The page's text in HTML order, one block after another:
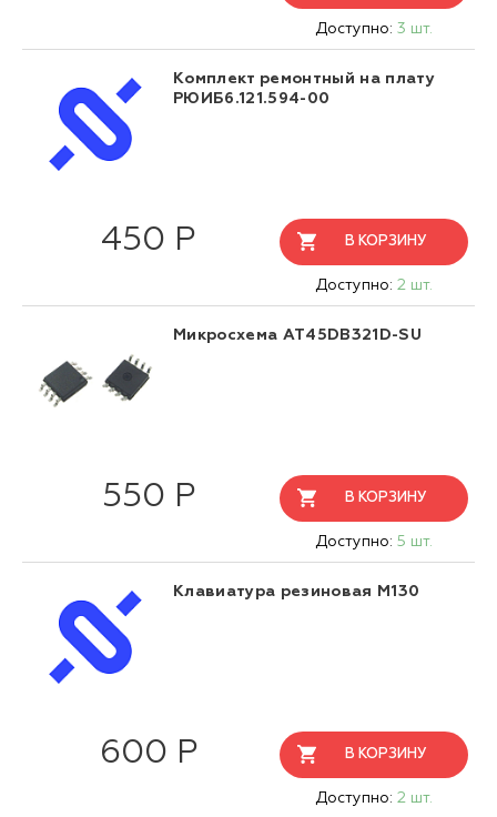
Доступно: 3 шт.
Комплект ремонтный на плату
РЮИБ6.121.594-00
450 Р В КОРЗИНУ
Доступно: 2 шт.
Микросхема АТ45DB321D-SU
550 Р В КОРЗИНУ
Доступно: 5 шт.
Клавиатура резиновая М130
600 Р В КОРЗИНУ
Доступно: 2 шт.